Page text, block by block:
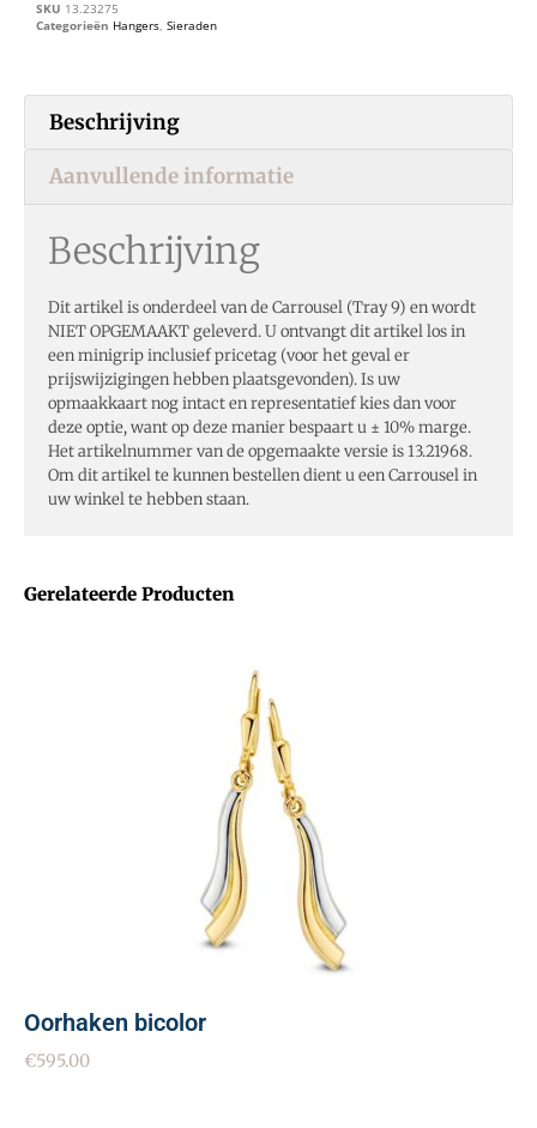
Gerelateerde Producten
Oorhaken bicolor
€595.00
SKU 13.23275
Categorieën Hangers, Sieraden
Beschrijving
Aanvullende informatie
Beschrijving
Dit artikel is onderdeel van de Carrousel (Tray 9) en wordt
NIET OPGEMAAKT geleverd. U ontvangt dit artikel los in
een minigrip inclusief pricetag (voor het geval er
prijswijzigingen hebben plaatsgevonden). Is uw
opmaakkaart nog intact en representatief kies dan voor
deze optie, want op deze manier bespaart u ± 10% marge.
Het artikelnummer van de opgemaakte versie is 13.21968.
Om dit artikel te kunnen bestellen dient u een Carrousel in
uw winkel te hebben staan.